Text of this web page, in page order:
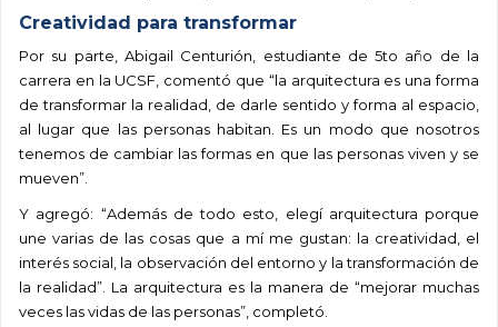
Creatividad para transformar
Por su parte, Abigail Centurión, estudiante de 5to año de la
carrera en la UCSF, comentó que “la arquitectura es una forma
de transformar la realidad, de darle sentido y forma al espacio,
al lugar que las personas habitan. Es un modo que nosotros
tenemos de cambiar las formas en que las personas viven y se
mueven”.
Y agregó: “Además de todo esto, elegí arquitectura porque
une varias de las cosas que a mí me gustan: la creatividad, el
interés social, la observación del entorno y la transformación de
la realidad”. La arquitectura es la manera de “mejorar muchas
veces las vidas de las personas”, completó.